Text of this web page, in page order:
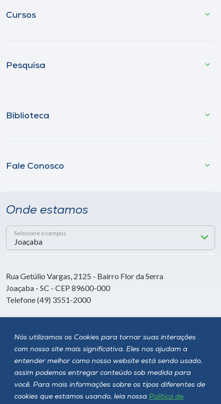
Nós utilizamos os Cookies para tornar suas interações
com nosso site mais significativa. Eles nos ajudam a
entender melhor como nosso website está sendo usado,
assim podemos entregar conteúdo sob medida para
você. Para mais informações sobre os tipos diferentes de
cookies que estamos usando, leia nossa Política de
Cursos
Pesquisa
Biblioteca
Fale Conosco
Onde estamos
Selecione o campus
Rua Getúlio Vargas, 2125 - Bairro Flor da Serra
Joaçaba - SC - CEP 89600-000
Telefone (49) 3551-2000
Siga a Unoesc